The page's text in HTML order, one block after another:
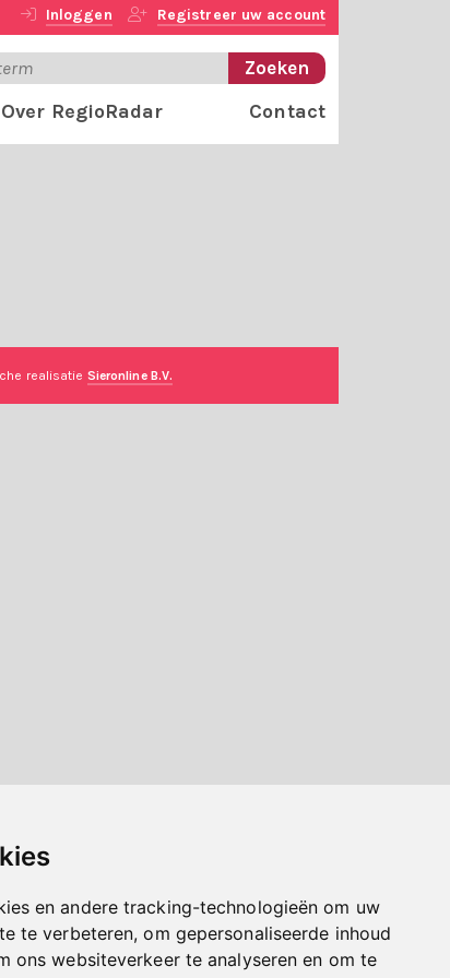
en andere tracking-technologieën om uw
te verbeteren, om gepersonaliseerde inhoud
ons websiteverkeer te analyseren en om te
Inloggen Registreer uw account
Over RegioRadar Contact
realisatie Sieronline B.V.